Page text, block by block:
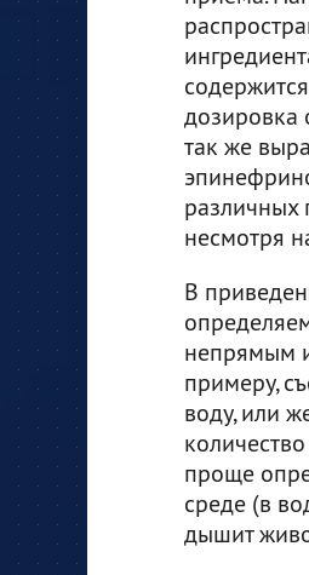
дозировка
так же
различных
несмотря
В
непрямым
примеру,
воду, или
проще
среде (в
дышит